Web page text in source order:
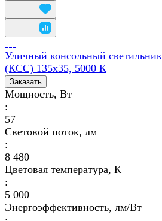
Уличный консольный
(КСС) 135х35, 5000 К
Заказать
Мощность, Вт
:
57
Световой поток, лм
:
8 480
Цветовая температура, К
:
5 000
Энергоэффективность, лм/Вт